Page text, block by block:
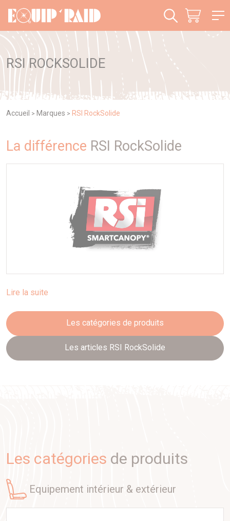
RSI ROCKSOLIDE
Accueil > Marques > RSI RockSolide
La différence RSI RockSolide
Lire la suite
Les catégories de produits
Les articles RSI RockSolide
Les catégories de produits
equipement intérieur & extérieur
Panneau de gestion des cookies